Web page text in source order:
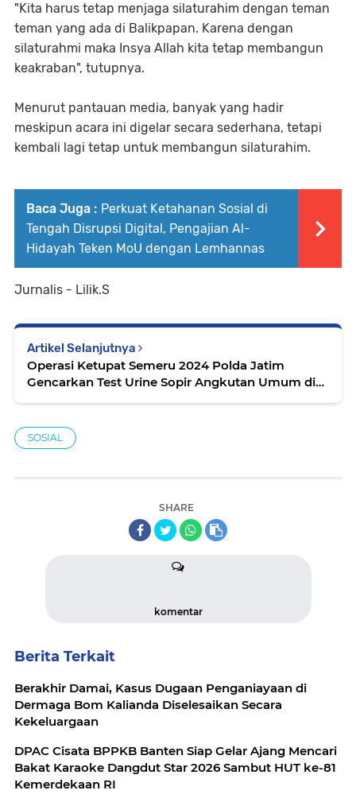
"Kita harus tetap menjaga silaturahim dengan teman
teman yang ada di Balikpapan. Karena dengan
silaturahmi maka Insya Allah kita tetap membangun
keakraban", tutupnya.
Menurut pantauan media, banyak yang hadir
meskipun acara ini digelar secara sederhana, tetapi
kembali lagi tetap untuk membangun silaturahim.
Baca Juga : Perkuat Ketahanan Sosial di
Tengah Disrupsi Digital, Pengajian Al-
Hidayah Teken MoU dengan Lemhannas
Jurnalis - Lilik.S
Artikel Selanjutnya
Operasi Ketupat Semeru 2024 Polda Jatim
Gencarkan Test Urine Sopir Angkutan Umum di
SOSIAL
SHARE
komentar
Berita Terkait
Berakhir Damai, Kasus Dugaan Penganiayaan di
Dermaga Bom Kalianda Diselesaikan Secara
Kekeluargaan
DPAC Cisata BPPKB Banten Siap Gelar Ajang Mencari
Bakat Karaoke Dangdut Star 2026 Sambut HUT ke-81
Kemerdekaan RI